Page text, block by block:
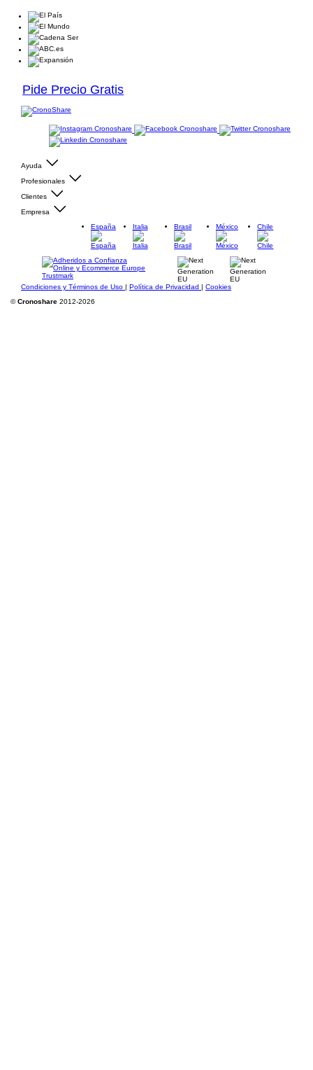
Pide Precio Gratis
Ayuda
Profesionales
Clientes
Empresa
España
Italia Brasil México Chile
Condiciones y Términos de Uso | Política de Privacidad | Cookies
©Cronoshare 2012-2026